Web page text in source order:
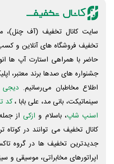
سایت کانال تخفیف (آف چنل)،
تخفیف فروشگاه های آنلاین و
حاضر با همراهی استارت آپ ها
جشنواره های صدها برند معتبر،
اطلاع مخاطبان می‌رسانیم. دیجی
سینماتیکت، بانی مد، علی‌ بابا ،کد
اسنپ شاپ، باسلام و ازکی از
کانال تخفیف می توانند در
جدیدترین تخفیف ها در گروه
اپراتورهای مخابراتی، موسیقی و